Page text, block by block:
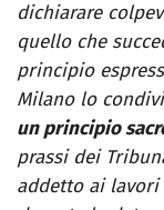
dichiarare
quello che
principio
Milano lo
un principio
prassi dei
addetto ai